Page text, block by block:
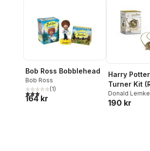
Bob Ross Bobblehead
Bob Ross
3,0utav 5 stjärnor. Totalt antal röster:
(1)
164 kr
Harry
Turner Kit
All-Metal
Donald Lemke
190 kr